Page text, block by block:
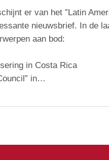
er van het ”Latin
nieuwsbrief. In de
aan bod:
in Costa Rica
in…